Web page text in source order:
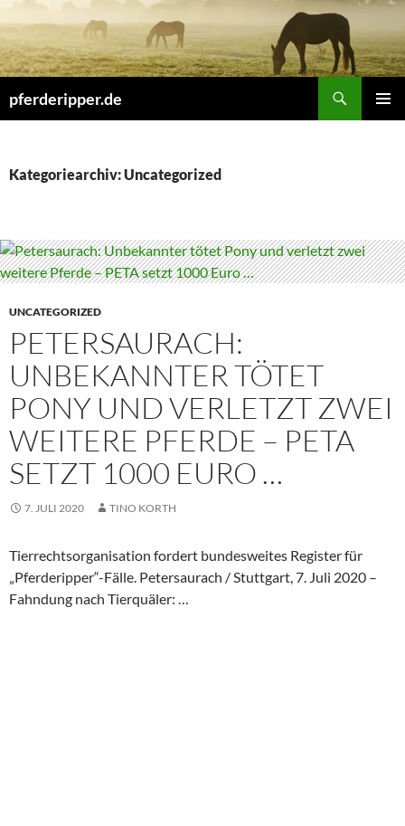
Inhalt
springen
pferderipper.de
Kategoriearchiv: Uncategorized
UNCATEGORIZED
PETERSAURACH:
UNBEKANNTER TÖTET
PONY UND VERLETZT ZWEI
WEITERE PFERDE – PETA
SETZT 1000 EURO …
7. JULI 2020 TINO KORTH
Tierrechtsorganisation fordert bundesweites Register für
„Pferderipper“-Fälle. Petersaurach / Stuttgart, 7. Juli 2020 –
Fahndung nach Tierquäler: …